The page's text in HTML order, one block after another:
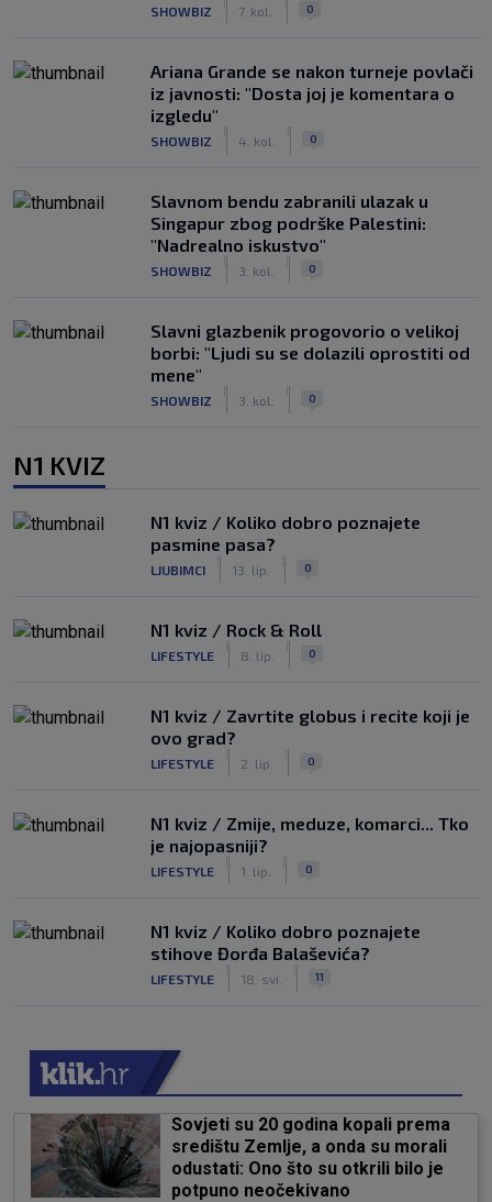
SHOWBIZ 7. kol. 0
Ariana Grande se nakon turneje povlači
iz javnosti: "Dosta joj je komentara o
izgledu"
SHOWBIZ 4. kol. 0
Slavnom bendu zabranili ulazak u
Singapur zbog podrške Palestini:
"Nadrealno iskustvo"
SHOWBIZ 3. kol. 0
Slavni glazbenik progovorio o velikoj
borbi: "Ljudi su se dolazili oprostiti od
mene"
SHOWBIZ 3. kol. 0
N1 KVIZ
N1 kviz / Koliko dobro poznajete
pasmine pasa?
LJUBIMCI 13. lip. 0
N1 kviz / Rock & Roll
LIFESTYLE 8. lip. 0
N1 kviz / Zavrtite globus i recite koji je
ovo grad?
LIFESTYLE 2. lip. 0
N1 kviz / Zmije, meduze, komarci... Tko
je najopasniji?
LIFESTYLE 1. lip. 0
N1 kviz / Koliko dobro poznajete
stihove Đorđa Balaševića?
LIFESTYLE 18. svi. 11
Sovjeti su 20 godina kopali prema
središtu Zemlje, a onda su morali
odustati: Ono što su otkrili bilo je
potpuno neočekivano